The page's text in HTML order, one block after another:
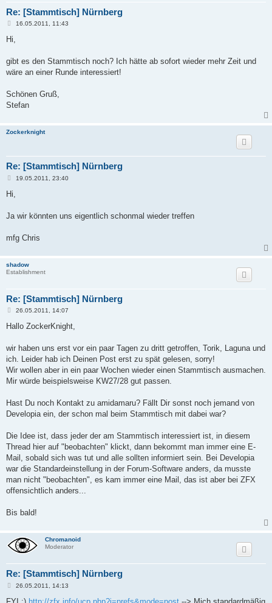
Re: [Stammtisch] Nürnberg
B
t
a
16.05.2011, 11:43
Hi,
gibt es den Stammtisch noch? Ich hätte ab sofort wieder mehr Zeit und
wäre an einer Runde interessiert!
Schönen Gruß,
Stefan
Zockerknight
Re: [Stammtisch] Nürnberg
B
t
a
19.05.2011, 23:40
Hi,
Ja wir könnten uns eigentlich schonmal wieder treffen
mfg Chris
shadow
Establishment
Re: [Stammtisch] Nürnberg
B
i
a
26.05.2011, 14:07
Hallo ZockerKnight,
wir haben uns erst vor ein paar Tagen zu dritt getroffen, Torik, Laguna und
ich. Leider hab ich Deinen Post erst zu spät gelesen, sorry!
Wir wollen aber in ein paar Wochen wieder einen Stammtisch ausmachen.
Mir würde beispielsweise KW27/28 gut passen.
Hast Du noch Kontakt zu amidamaru? Fällt Dir sonst noch jemand von
Developia ein, der schon mal beim Stammtisch mit dabei war?
Die Idee ist, dass jeder der am Stammtisch interessiert ist, in diesem
Thread hier auf "beobachten" klickt, dann bekommt man immer eine E-
Mail, sobald sich was tut und alle sollten informiert sein. Bei Developia
war die Standardeinstellung in der Forum-Software anders, da musste
man nicht "beobachten", es kam immer eine Mail, das ist aber bei ZFX
offensichtlich anders...
Bis bald!
Chromanoid
Moderator
Re: [Stammtisch] Nürnberg
B
i
26.05.2011, 14:13